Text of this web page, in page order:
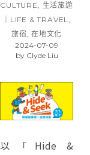
CULTURE, 生活旅遊
｜LIFE & TRAVEL,
旅宿,在地文化
2024-07-09
byClyde Liu
以「Hide &